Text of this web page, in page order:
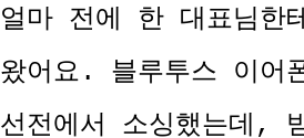
얼마 전에 한 대표님한
왔어요. 블루투스 이어
선전에서 소싱했는데,